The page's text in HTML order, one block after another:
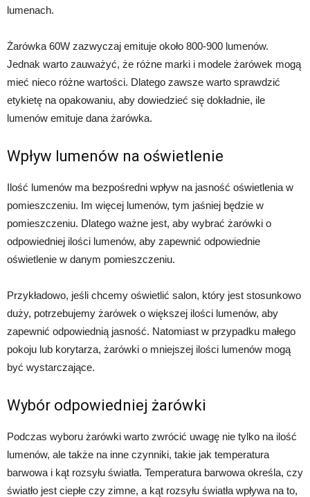
lumenach.
Żarówka 60W zazwyczaj emituje około 800-900 lumenów.
Jednak warto zauważyć, że różne marki i modele żarówek mogą
mieć nieco różne wartości. Dlatego zawsze warto sprawdzić
etykietę na opakowaniu, aby dowiedzieć się dokładnie, ile
lumenów emituje dana żarówka.
Wpływ lumenów na oświetlenie
Ilość lumenów ma bezpośredni wpływ na jasność oświetlenia w
pomieszczeniu. Im więcej lumenów, tym jaśniej będzie w
pomieszczeniu. Dlatego ważne jest, aby wybrać żarówki o
odpowiedniej ilości lumenów, aby zapewnić odpowiednie
oświetlenie w danym pomieszczeniu.
Przykładowo, jeśli chcemy oświetlić salon, który jest stosunkowo
duży, potrzebujemy żarówek o większej ilości lumenów, aby
zapewnić odpowiednią jasność. Natomiast w przypadku małego
pokoju lub korytarza, żarówki o mniejszej ilości lumenów mogą
być wystarczające.
Wybór odpowiedniej żarówki
Podczas wyboru żarówki warto zwrócić uwagę nie tylko na ilość
lumenów, ale także na inne czynniki, takie jak temperatura
barwowa i kąt rozsyłu światła. Temperatura barwowa określa, czy
światło jest ciepłe czy zimne, a kąt rozsyłu światła wpływa na to,